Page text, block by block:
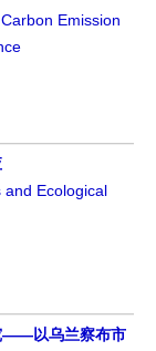
Emission
and Ecological
——以乌兰察布市